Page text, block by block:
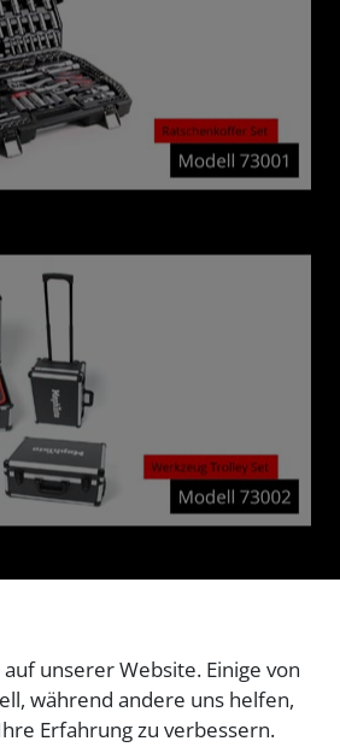
unserer Website. Einige von
während andere uns helfen,
Erfahrung zu verbessern.